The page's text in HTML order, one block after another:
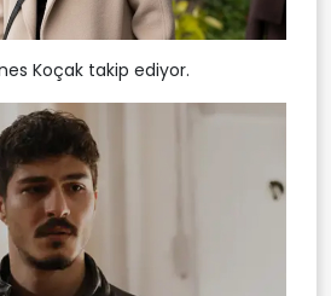
Koçak takip ediyor.